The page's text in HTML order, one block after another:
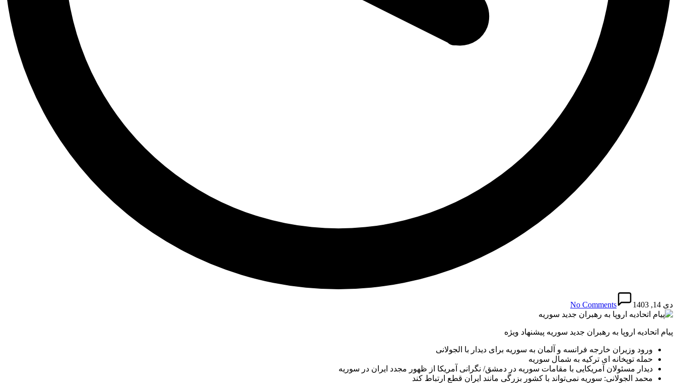
دی 14, 1403 No Comments
پیام اتحادیه اروپا به رهبران جدید سوریه پیشنهاد ویژه
ورود وزیران خارجه فرانسه و آلمان به سوریه برای دیدار با الجولانی
حمله توپخانه ای ترکیه به شمال سوریه
دیدار مسئولان آمریکایی با مقامات سوریه در دمشق/ نگرانی آمریکا از ظهور مجدد ایران در سوریه
محمد الجولانی: سوریه نمی‌تواند با کشور بزرگی مانند ایران قطع ارتباط کند